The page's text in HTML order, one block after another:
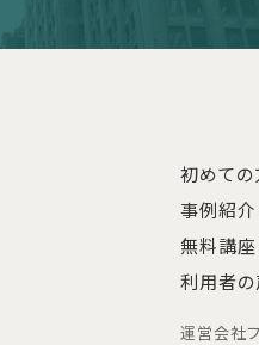
初めての
事例紹介
無料講座
利用者の
運営会社